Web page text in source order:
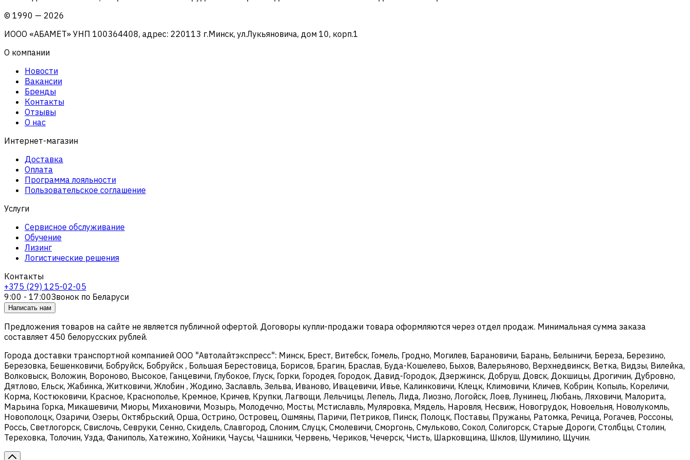
© 1990 — 2026
ИООО «АБАМЕТ» УНП 100364408, адрес: 220113 г.Минск, ул.Лукьяновича, дом 10, корп.1
О компании
Новости
Вакансии
Бренды
Контакты
Отзывы
О нас
Интернет-магазин
Доставка
Оплата
Программа лояльности
Пользовательское соглашение
Услуги
Сервисное обслуживание
Обучение
Лизинг
Логистические решения
Контакты
+375 (29) 125-02-05
9:00 - 17:00Звонок по Беларуси
Написать нам
Предложения товаров на сайте не является публичной офертой. Договоры купли-продажи товара оформляются через отдел продаж. Минимальная сумма заказа
составляет 450 белорусских рублей.
Города доставки транспортной компанией ООО "Автолайтэкспресс": Минск, Брест, Витебск, Гомель, Гродно, Могилев, Барановичи, Барань, Белыничи, Береза, Березино,
Березовка, Бешенковичи, Бобруйск, Бобруйск , Большая Берестовица, Борисов, Брагин, Браслав, Буда-Кошелево, Быхов, Валерьяново, Верхнедвинск, Ветка, Видзы, Вилейка,
Волковыск, Воложин, Вороново, Высокое, Ганцевичи, Глубокое, Глуск, Горки, Городея, Городок, Давид-Городок, Дзержинск, Добруш, Довск, Докшицы, Дрогичин, Дубровно,
Дятлово, Ельск, Жабинка, Житковичи, Жлобин , Жодино, Заславль, Зельва, Иваново, Ивацевичи, Ивье, Калинковичи, Клецк, Климовичи, Кличев, Кобрин, Копыль, Кореличи,
Корма, Костюковичи, Красное, Краснополье, Кремное, Кричев, Крупки, Лагвощи, Лельчицы, Лепель, Лида, Лиозно, Логойск, Лоев, Лунинец, Любань, Ляховичи, Малорита,
Марьина Горка, Микашевичи, Миоры, Михановичи, Мозырь, Молодечно, Мосты, Мстиславль, Муляровка, Мядель, Наровля, Несвиж, Новогрудок, Новоельня, Новолукомль,
Новополоцк, Озаричи, Озеры, Октябрьский, Орша, Острино, Островец, Ошмяны, Паричи, Петриков, Пинск, Полоцк, Поставы, Пружаны, Ратомка, Речица, Рогачев, Россоны,
Россь, Светлогорск, Свислочь, Севруки, Сенно, Скидель, Славгород, Слоним, Слуцк, Смолевичи, Сморгонь, Смульково, Сокол, Солигорск, Старые Дороги, Столбцы, Столин,
Тереховка, Толочин, Узда, Фаниполь, Хатежино, Хойники, Чаусы, Чашники, Червень, Чериков, Чечерск, Чисть, Шарковщина, Шклов, Шумилино, Щучин.